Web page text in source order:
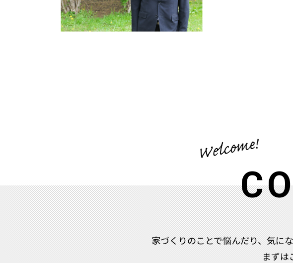
家づくりのことで悩んだり、気に
まずは